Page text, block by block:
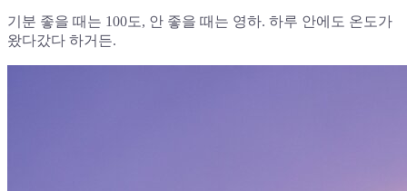
기분 좋을 때는 100도, 안 좋을 때는 영하. 하루 안에도 온도가
왔다갔다 하거든.